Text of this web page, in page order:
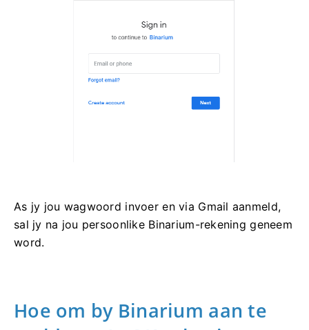
As jy jou wagwoord invoer en via Gmail aanmeld,
sal jy na jou persoonlike Binarium-rekening geneem
word.
Hoe om by Binarium aan te